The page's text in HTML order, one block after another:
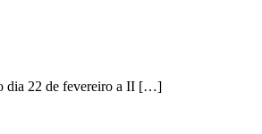
dia 22 de fevereiro a II […]